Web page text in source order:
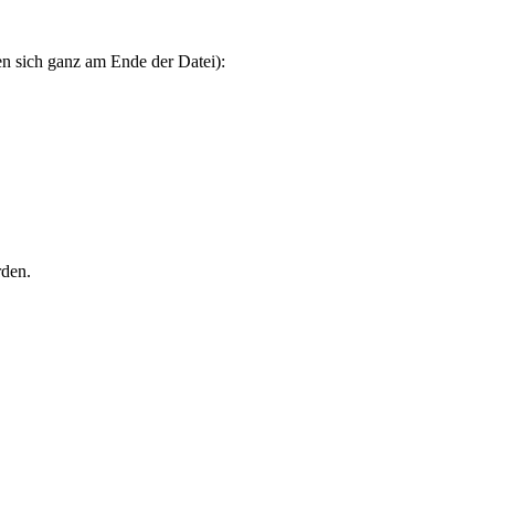
sich ganz am Ende der Datei):